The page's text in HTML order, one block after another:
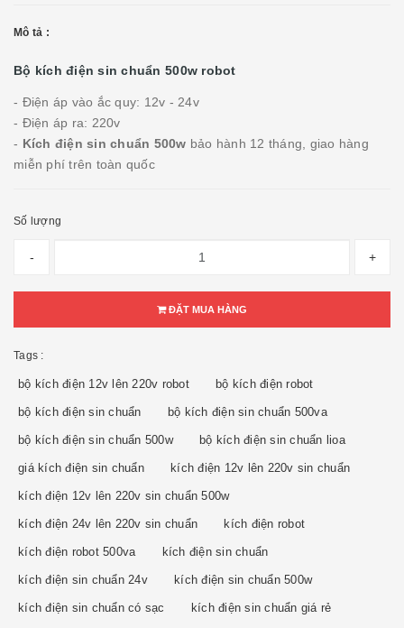
Mô tả :
Bộ kích điện sin chuẩn 500w robot
- Điện áp vào ắc quy: 12v - 24v
- Điện áp ra: 220v
- Kích điện sin chuẩn 500w bảo hành 12 tháng, giao hàng
miễn phí trên toàn quốc
Số lượng
- +
ĐẶT MUA HÀNG
Tags :
bộ kích điện 12v lên 220v robot bộ kích điện robot
bộ kích điện sin chuẩn bộ kích điện sin chuẩn 500va
bộ kích điện sin chuẩn 500w bộ kích điện sin chuẩn lioa
giá kích điện sin chuẩn kích điện 12v lên 220v sin chuẩn
kích điện 12v lên 220v sin chuẩn 500w
kích điện 24v lên 220v sin chuẩn kích điện robot
kích điện robot 500va kích điện sin chuẩn
kích điện sin chuẩn 24v kích điện sin chuẩn 500w
kích điện sin chuẩn có sạc kích điện sin chuẩn giá rẻ